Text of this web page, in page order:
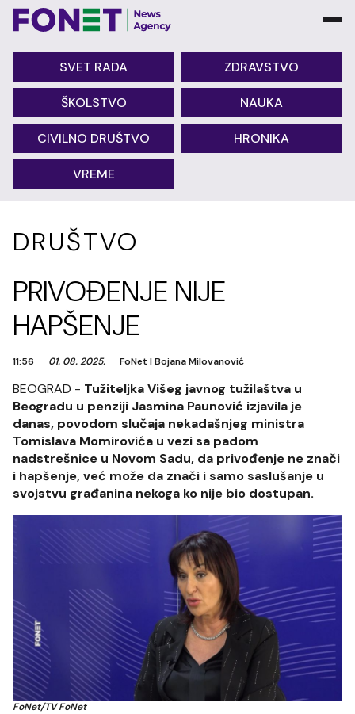
SVET RADA ZDRAVSTVO
ŠKOLSTVO NAUKA
CIVILNO DRUŠTVO HRONIKA
VREME
DRUŠTVO
PRIVOĐENJE NIJE
HAPŠENJE
11:56 01. 08. 2025. FoNet |Bojana Milovanović
BEOGRAD - Tužiteljka Višeg javnog tužilaštva u
Beogradu u penziji Jasmina Paunović izjavila je
danas, povodom slučaja nekadašnjeg ministra
Tomislava Momirovića u vezi sa padom
nadstrešnice u Novom Sadu, da privođenje ne znači
i hapšenje, već može da znači i samo saslušanje u
svojstvu građanina nekoga ko nije bio dostupan.
FoNet/TV FoNet